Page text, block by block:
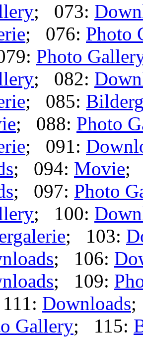
; 073:
; 076: Photo
Photo
; 082:
; 085:
; 088: Photo
; 091:
; 094: Movie;
; 097: Photo
; 100:
; 103:
; 106:
; 109:
Downloads;
Gallery; 115: